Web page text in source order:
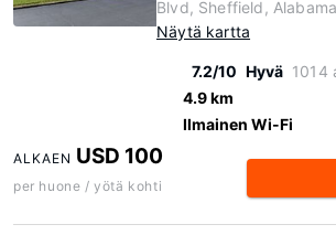
Blvd, Sheffield,
Näytä kartta
7.2/10 Hyvä 1014
4.9 km
Ilmainen Wi-Fi
ALKAEN USD 100
per huone / yötä kohti